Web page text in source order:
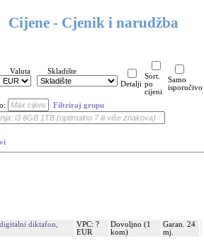
Cijene - Cjenik i narudžba
Valuta
Skladište
Detalji
Sort.
po
cijeni
Samo
isporučivo
Filtriraj grupu
diktafon,
VPC: ?
EUR
Dovoljno (1
kom)
Garan. 24
mj.